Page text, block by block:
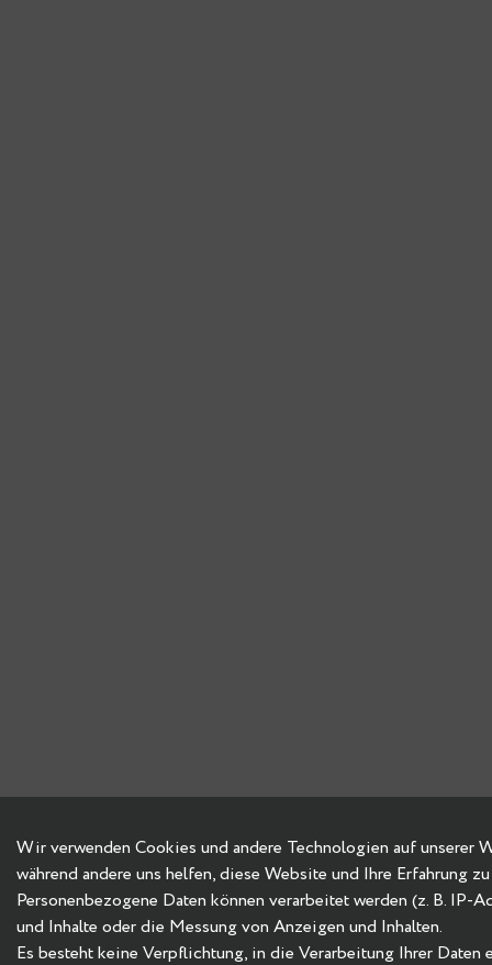
Wir verwenden Cookies und andere Technologien auf unserer
während andere uns helfen, diese Website und Ihre Erfahrung
Personenbezogene Daten können verarbeitet werden (z. B. IP-
und Inhalte oder die Messung von Anzeigen und Inhalten.
Es besteht keine Verpflichtung, in die Verarbeitung Ihrer